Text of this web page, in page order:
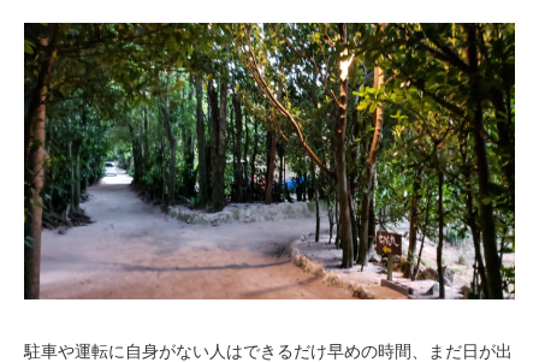
駐車や運転に自身がない人はできるだけ早めの時間、まだ日が出